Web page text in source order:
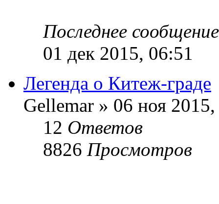
Последнее
01 дек 2015, 06:51
Легенда о Китеж-граде
Gellemar » 06 ноя
12 Ответов
8826 Просмотров